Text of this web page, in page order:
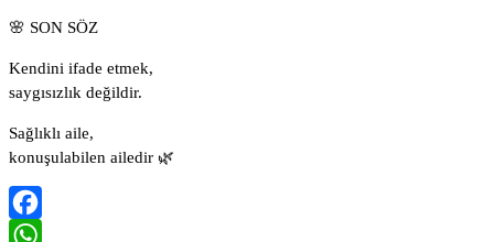
🌸 SON SÖZ
Kendini ifade etmek,
saygısızlık değildir.
Sağlıklı aile,
konuşulabilen ailedir 🌿
Facebook